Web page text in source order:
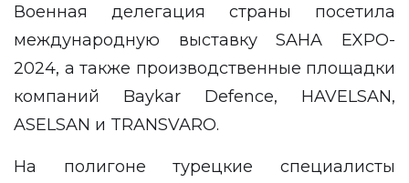
Военная делегация страны посетила
международную выставку SAHA EXPO-
2024, а также производственные площадки
компаний Baykar Defence, HAVELSAN,
ASELSAN и TRANSVARO.
На полигоне турецкие специалисты